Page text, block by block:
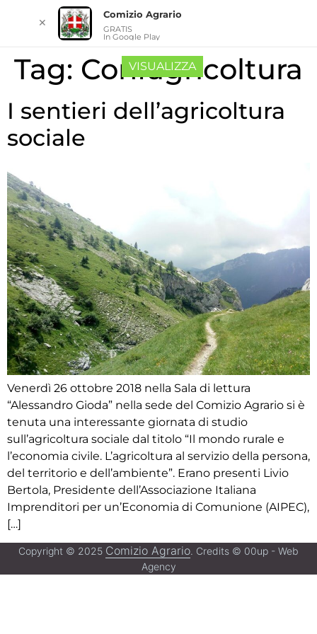
Tag: Confagricoltura
I sentieri dell’agricoltura
sociale
Venerdì 26 ottobre 2018 nella Sala di lettura
“Alessandro Gioda” nella sede del Comizio Agrario si è
tenuta una interessante giornata di studio
sull’agricoltura sociale dal titolo “Il mondo rurale e
l’economia civile. L’agricoltura al servizio della persona,
del territorio e dell’ambiente”. Erano presenti Livio
Bertola, Presidente dell’Associazione Italiana
Imprenditori per un’Economia di Comunione (AIPEC),
[…]
Copyright © 2025 Comizio Agrario. Credits © 00up - Web
Agency
✕
Comizio Agrario
GRATIS
In Google Play
VISUALIZZA